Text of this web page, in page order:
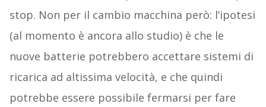
stop. Non per il cambio macchina però: l’ipotesi
(al momento è ancora allo studio) è che le
nuove batterie potrebbero accettare sistemi di
ricarica ad altissima velocità, e che quindi
potrebbe essere possibile fermarsi per fare